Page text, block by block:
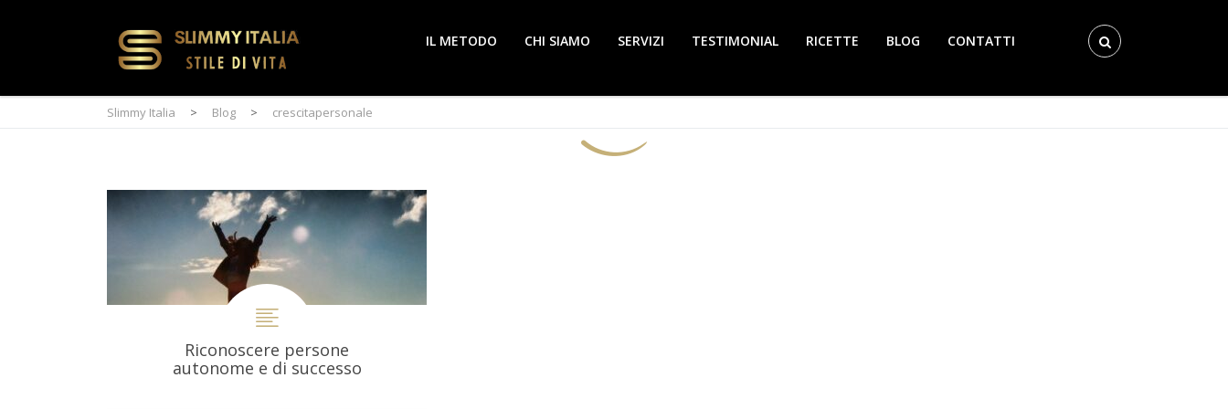
IL METODO CHI SIAMO SERVIZI TESTIMONIAL RICETTE BLOG CONTATTI
Slimmy Italia > Blog > crescitapersonale
Riconoscere persone
autonome e di successo